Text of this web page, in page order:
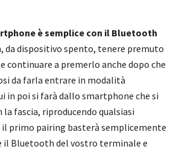
è semplice con il Bluetooth
da dispositivo spento, tenere premuto
continuare a premerlo anche dopo che
da farla entrare in modalità
in poi si farà dallo smartphone che si
fascia, riproducendo qualsiasi
il primo pairing basterà semplicemente
il Bluetooth del vostro terminale e